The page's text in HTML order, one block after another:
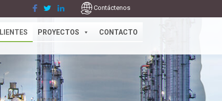
Contáctenos
PROYECTOS CONTACTO